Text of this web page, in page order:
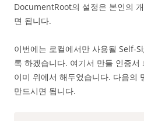
DocumentRoot의 설정은 본인의
면 됩니다.
이번에는 로컬에서만 사용될 Self-
록 하겠습니다. 여기서 만들 인증
이미 위에서 해두었습니다. 다음의
만드시면 됩니다.